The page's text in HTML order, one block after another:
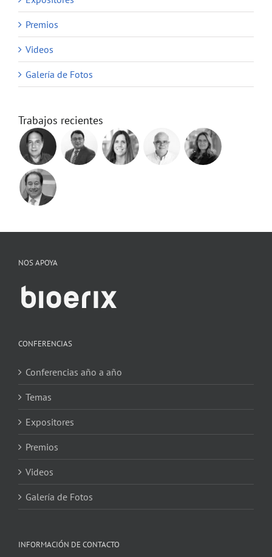
Premios
Videos
Galería de Fotos
Trabajos recientes
NOS APOYA
CONFERENCIAS
Conferencias año a año
Temas
Expositores
Premios
Videos
Galería de Fotos
INFORMACIÓN DE CONTACTO